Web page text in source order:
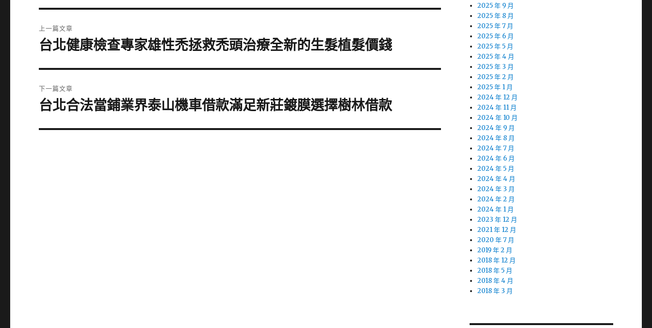
章
上一篇文章
上
篇
文
章:
台北健康檢查專家雄性禿拯救禿頭治療全新的生髮植髮價錢
下一篇文章
下
篇
台北合法當鋪業界泰山機車借款滿足新莊鍍膜選擇樹林借款
2025 年 9 月
2025 年 8 月
2025 年 7 月
2025 年 6 月
2025 年 5 月
2025 年 4 月
2025 年 3 月
2025 年 2 月
2025 年 1 月
2024 年 12 月
2024 年 11 月
2024 年 10 月
2024 年 9 月
2024 年 8 月
2024 年 7 月
2024 年 6 月
2024 年 5 月
2024 年 4 月
2024 年 3 月
2024 年 2 月
2024 年 1 月
2023 年 12 月
2021 年 12 月
2020 年 7 月
2019 年 2 月
2018 年 12 月
2018 年 5 月
2018 年 4 月
2018 年 3 月